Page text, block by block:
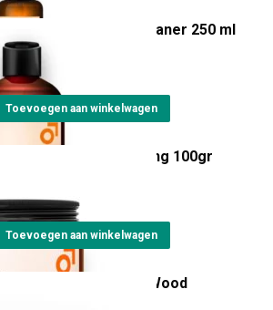
Beviro Natural Face Cleaner 250 ml
Toevoegen aan winkelwagen
Beviro Matt Paste Strong 100gr
Toevoegen aan winkelwagen
Baardbalm - Bergamia Wood